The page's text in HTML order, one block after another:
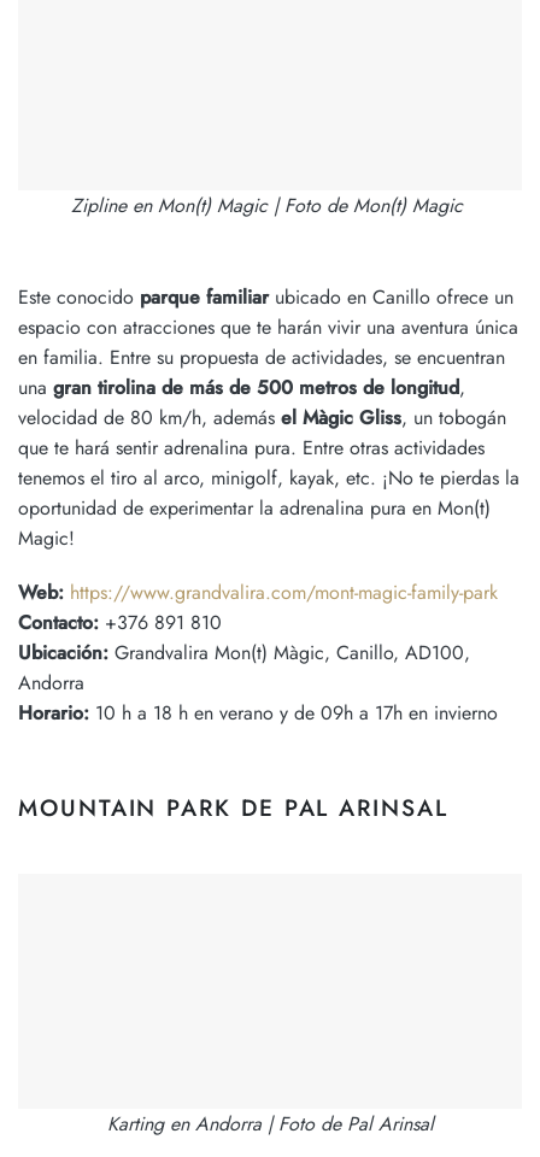
Zipline en Mon(t) Magic | Foto de Mon(t) Magic
Este conocido parque familiarubicado en Canillo ofrece un
espacio con atracciones que te harán vivir una aventura única
en familia. Entre su propuesta de actividades, se encuentran
una gran tirolina de más de 500 metros de longitud,
velocidad de 80 km/h, además el Màgic Gliss, un tobogán
que te hará sentir adrenalina pura. Entre otras actividades
tenemos el tiro al arco, minigolf, kayak, etc. ¡No te pierdas la
oportunidad de experimentar la adrenalina pura en Mon(t)
Magic!
Web: https://www.grandvalira.com/mont-magic-family-park
Contacto: +376 891 810
Ubicación: Grandvalira Mon(t) Màgic, Canillo, AD100,
Andorra
Horario: 10 h a 18 h en verano y de 09h a 17h en invierno
MOUNTAIN PARK DE PAL ARINSAL
Karting en Andorra | Foto de Pal Arinsal